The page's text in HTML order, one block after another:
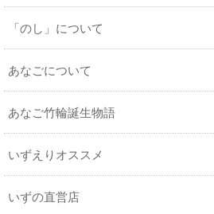
「のし」について
あなごについて
あなご竹輪誕生物語
いずえりオススメ
いずの直営店